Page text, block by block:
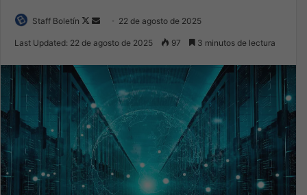
Staff Boletín
Follow
Send 22 de agosto de 2025
Last Updated: 22 de agosto de 2025 97 3 minutos de lectura